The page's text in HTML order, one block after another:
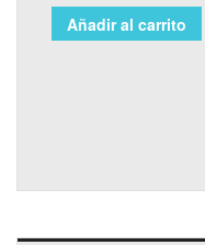
Añadir al carrito